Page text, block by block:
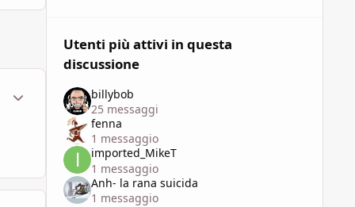
Statistiche Autore
Utenti più attivi in questa
discussione
billybob
25 messaggi
fenna
1 messaggio
imported_MikeT
1 messaggio
Anh- la rana suicida
1 messaggio